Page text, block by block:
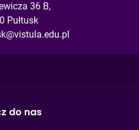
36 B,
Pułtusk
do nas